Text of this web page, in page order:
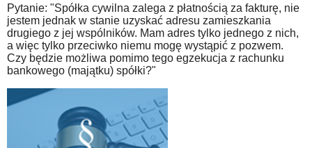
Pytanie: "Spółka cywilna zalega z płatnością za fakturę, nie
jestem jednak w stanie uzyskać adresu zamieszkania
drugiego z jej wspólników. Mam adres tylko jednego z nich,
a więc tylko przeciwko niemu mogę wystąpić z pozwem.
Czy będzie możliwa pomimo tego egzekucja z rachunku
bankowego (majątku) spółki?"